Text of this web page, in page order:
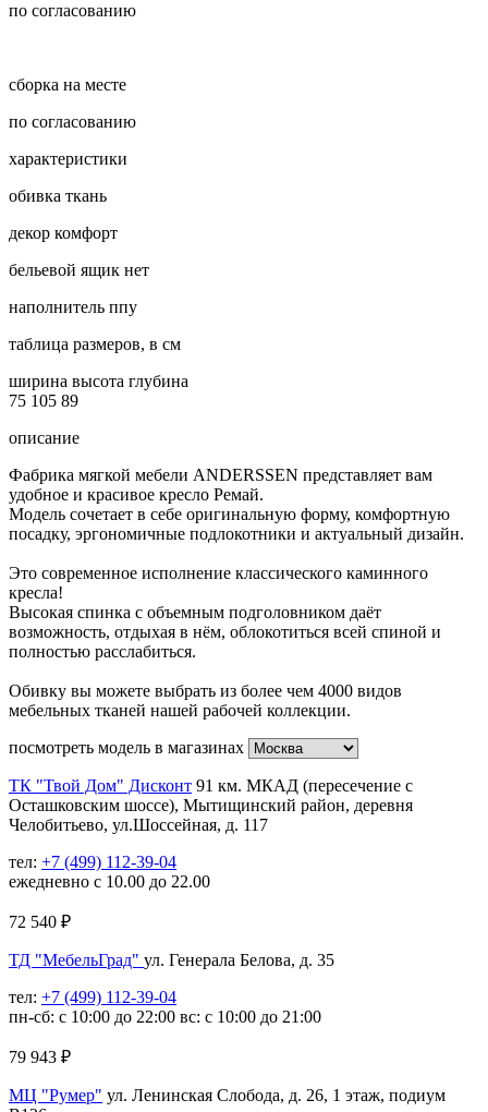
по согласованию
сборка на месте
по согласованию
характеристики
обивка ткань
декор комфорт
бельевой ящик нет
наполнитель ппу
таблица размеров, в см
ширина высота глубина
75 105 89
описание
Фабрика мягкой мебели ANDERSSEN представляет вам
удобное и красивое кресло Ремай.
Модель сочетает в себе оригинальную форму, комфортную
посадку, эргономичные подлокотники и актуальный дизайн.
Это современное исполнение классического каминного
кресла!
Высокая спинка с объемным подголовником даёт
возможность, отдыхая в нём, облокотиться всей спиной и
полностью расслабиться.
Обивку вы можете выбрать из более чем 4000 видов
мебельных тканей нашей рабочей коллекции.
посмотреть модель в магазинах
ТК "Твой Дом" Дисконт 91 км. МКАД (пересечение с
Осташковским шоссе), Мытищинский район, деревня
Челобитьево, ул.Шоссейная, д. 117
тел: +7 (499) 112-39-04
ежедневно с 10.00 до 22.00
72 540 ₽
ТД "МебельГрад" ул. Генерала Белова, д. 35
тел: +7 (499) 112-39-04
пн-сб: с 10:00 до 22:00 вс: с 10:00 до 21:00
79 943 ₽
МЦ "Румер" ул. Ленинская Слобода, д. 26, 1 этаж, подиум